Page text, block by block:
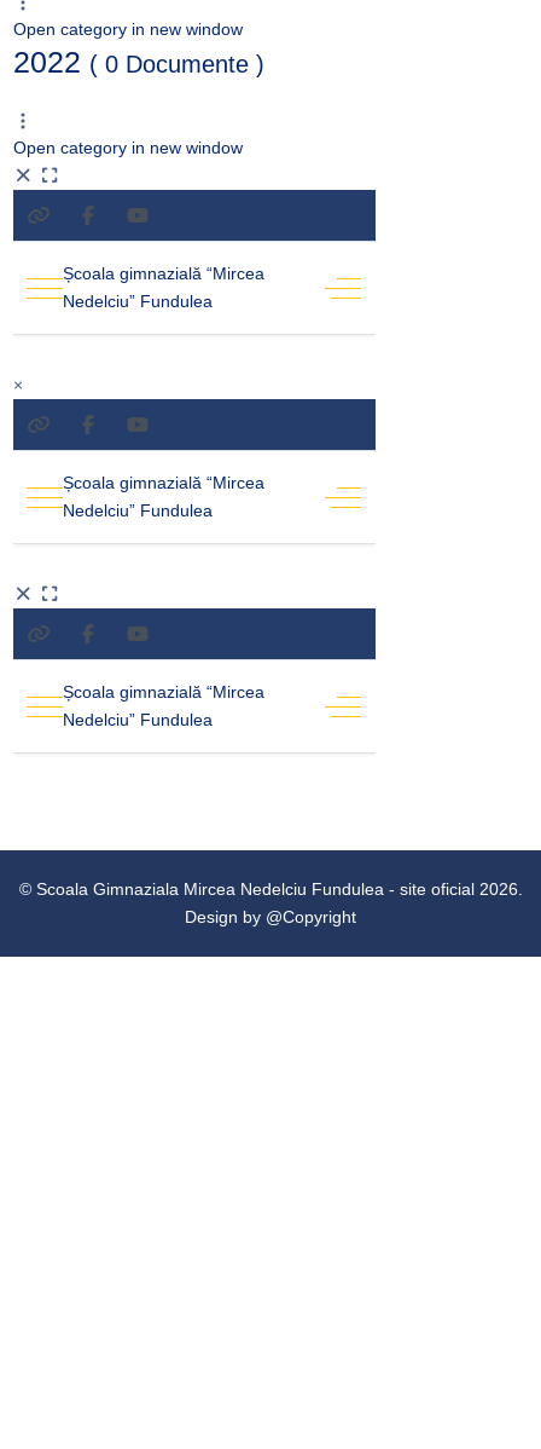
Open category in new window
2022 ( 0 Documente )
Open category in new window
×
© Scoala Gimnaziala Mircea Nedelciu Fundulea - site oficial 2026.
Design by @Copyright